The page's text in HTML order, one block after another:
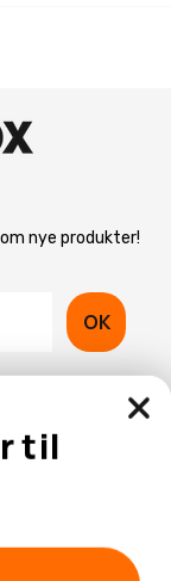
nye produkter!
OK
til